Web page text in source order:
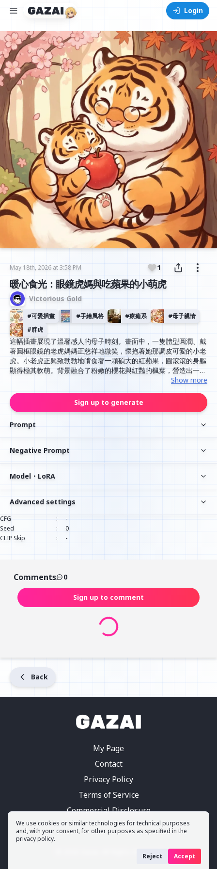
Login
May 18th, 2026 at 3:58 PM 1
暖心食光：眼鏡虎媽與吃蘋果的小萌虎
Victorious Gold
#可愛插畫 #手繪風格 #療癒系 #母子親情
#胖虎
這幅插畫展現了溫馨感人的母子時刻。畫面中，一隻體型圓潤、戴
著圓框眼鏡的老虎媽媽正慈祥地微笑，懷抱著她那調皮可愛的小老
虎。小老虎正興致勃勃地啃食著一顆碩大的紅蘋果，圓滾滾的身軀
顯得極其軟萌。背景融合了粉嫩的櫻花與紅豔的楓葉，營造出一種
跨越季節的夢幻美感。整部作品採用溫暖的色調與細膩的線條，散
Show more
Sign up to generate
Prompt
Negative Prompt
Model・LoRA
Advanced settings
CFG :
-
Seed
:
0
CLIP Skip
: -
Comments 0
Sign up to comment
Back
My Page
Contact
Privacy Policy
Terms of Service
Commercial Disclosure
All Rights Reserved
We use cookies or similar technologies for technical purposes
and, with your consent, for other purposes as specified in the
privacy policy.
Reject Accept